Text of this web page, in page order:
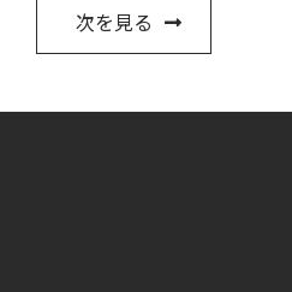
次を見る